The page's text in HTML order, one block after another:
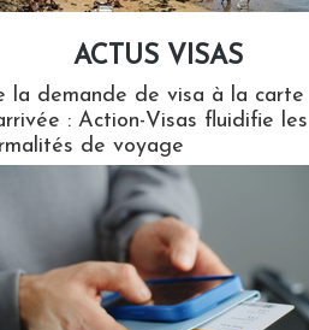
ACTUS VISAS
la demande de visa à la carte
: Action-Visas fluidifie les
de voyage